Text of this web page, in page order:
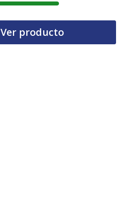
Ver producto